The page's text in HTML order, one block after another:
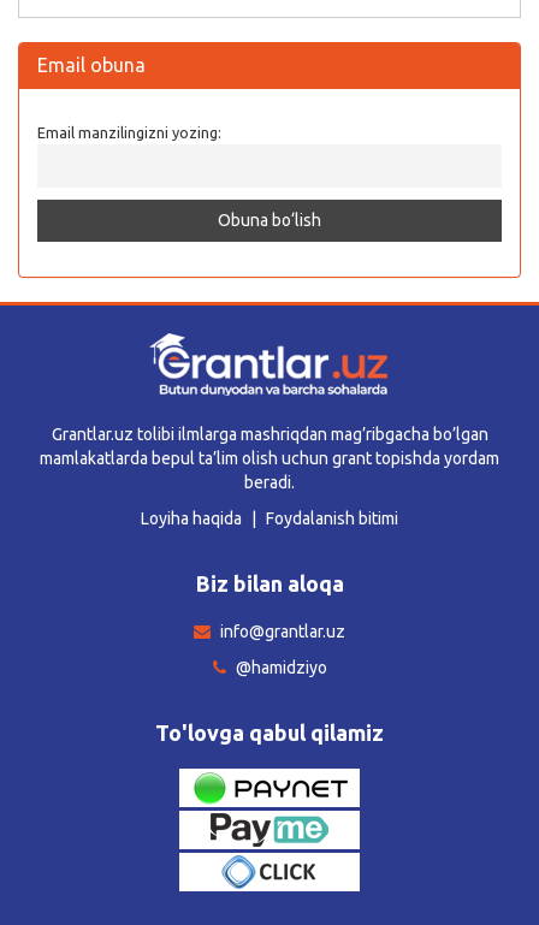
Email obuna
Email manzilingizni yozing:
Grantlar.uz tolibi ilmlarga mashriqdan mag’ribgacha bo’lgan
mamlakatlarda bepul ta’lim olish uchun grant topishda yordam
beradi.
Loyiha haqida
Foydalanish bitimi
Biz bilan aloqa
info@grantlar.uz
@hamidziyo
To'lovga qabul qilamiz